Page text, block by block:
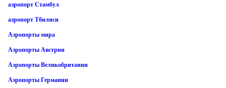
аэропорт Стамбул
аэропорт Тбилиси
Аэропорты мира
Аэропорты Австрии
Аэропорты Великобритании
Аэропорты Германии